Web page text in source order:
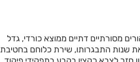
נולד בירושלים בשנת 1953 להורים מסורתיים דתיים ממוצא כורדי, גדל
שנות התבגרותו, שירת כלוחם בחטיבת